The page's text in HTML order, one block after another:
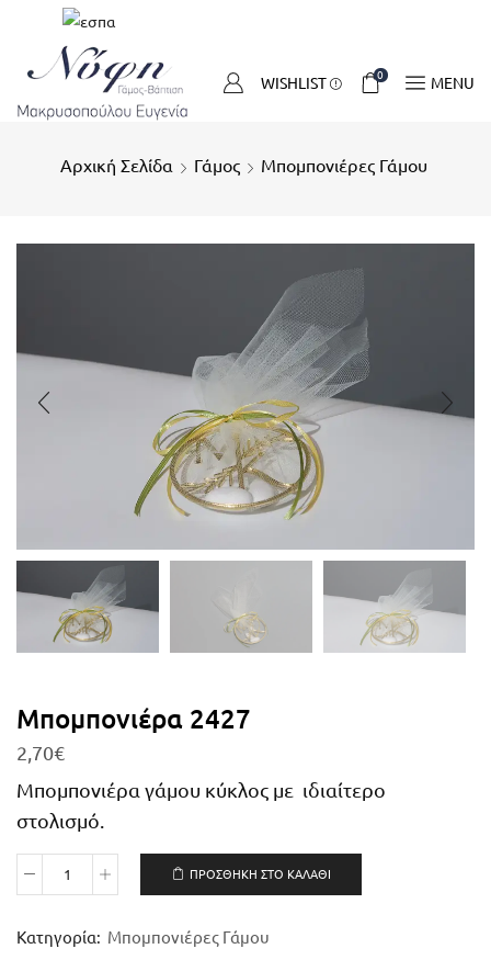
WISHLIST 0 MENU
Αρχική Σελίδα Γάμος Μπομπονιέρες Γάμου
Μπομπονιέρα 2427
2,70€
Μπομπονιέρα γάμου κύκλος με ιδιαίτερο
στολισμό.
ΠΡΟΣΘΉΚΗ ΣΤΟ ΚΑΛΆΘΙ
Κατηγορία: Μπομπονιέρες Γάμου